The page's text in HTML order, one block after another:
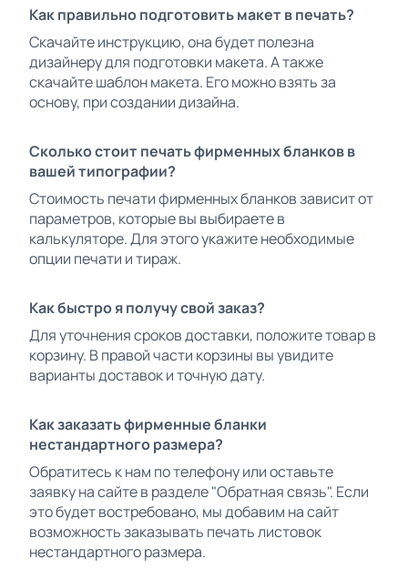
Как правильно подготовить макет в печать?
Скачайте инструкцию, она будет полезна
дизайнеру для подготовки макета. А также
скачайте шаблон макета. Его можно взять за
основу, при создании дизайна.
Сколько стоит печать фирменных бланков в
вашей типографии?
Стоимость печати фирменных бланков зависит от
параметров, которые вы выбираете в
калькуляторе. Для этого укажите необходимые
опции печати и тираж.
Как быстро я получу свой заказ?
Для уточнения сроков доставки, положите товар в
корзину. В правой части корзины вы увидите
варианты доставок и точную дату.
Как заказать фирменные бланки
нестандартного размера?
Обратитесь к нам по телефону или оставьте
заявку на сайте в разделе "Обратная связь". Если
это будет востребовано, мы добавим на сайт
возможность заказывать печать листовок
нестандартного размера.